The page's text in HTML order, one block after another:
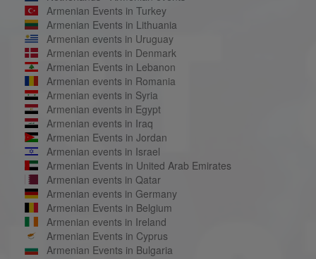
Armenian Events in Turkey
Armenian Events in Lithuania
Armenian events in Uruguay
Armenian events in Denmark
Armenian Events in Lebanon
Armenian events in Romania
Armenian events in Syria
Armenian events in Egypt
Armenian events in Iraq
Armenian Events in Jordan
Armenian events in Israel
Armenian Events in United Arab Emirates
Armenian events in Qatar
Armenian events in Germany
Armenian Events in Belgium
Armenian events in Ireland
Armenian Events in Cyprus
Armenian Events in Bulgaria